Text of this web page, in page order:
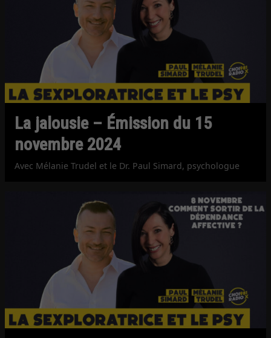
La jalousie – Émission du 15
novembre 2024
Avec Mélanie Trudel et le Dr. Paul Simard, psychologue